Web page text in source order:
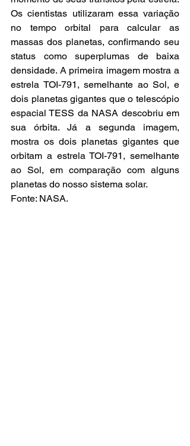
Os cientistas utilizaram essa variação
no tempo orbital para calcular as
massas dos planetas, confirmando seu
status como superplumas de baixa
densidade. A primeira imagem mostra a
estrela TOI-791, semelhante ao Sol, e
dois planetas gigantes que o telescópio
espacial TESS da NASA descobriu em
sua órbita. Já a segunda imagem,
mostra os dois planetas gigantes que
orbitam a estrela TOI-791, semelhante
ao Sol, em comparação com alguns
planetas do nosso sistema solar.
Fonte: NASA.